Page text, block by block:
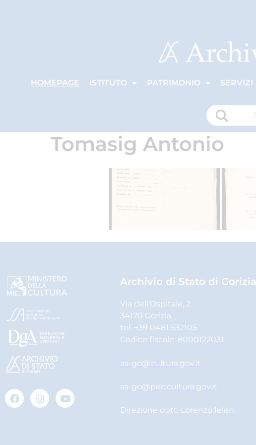
HOMEPAGE ISTITUTO PATRIMONIO SERVIZI
Tomasig Antonio
Archivio di Stato di Gorizia
Via dell’Ospitale, 2
34170 Gorizia
tel. +39 0481 532105
Codice fiscale: 8000122031
as-go@cultura.gov.it
as-go@pec.cultura.gov.it
Direzione dott. Lorenzo Ielen